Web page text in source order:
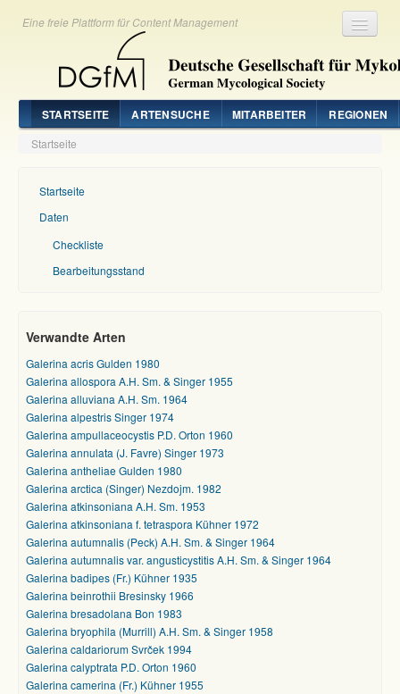
Eine freie Plattform für Content Management
STARTSEITE ARTENSUCHE MITARBEITER REGIONEN
Startseite
Startseite
Daten
Checkliste
Bearbeitungsstand
Verwandte Arten
Galerina acris Gulden 1980
Galerina allospora A.H. Sm. & Singer 1955
Galerina alluviana A.H. Sm. 1964
Galerina alpestris Singer 1974
Galerina ampullaceocystis P.D. Orton 1960
Galerina annulata (J. Favre) Singer 1973
Galerina antheliae Gulden 1980
Galerina arctica (Singer) Nezdojm. 1982
Galerina atkinsoniana A.H. Sm. 1953
Galerina atkinsoniana f. tetraspora Kühner 1972
Galerina autumnalis (Peck) A.H. Sm. & Singer 1964
Galerina autumnalis var. angusticystitis A.H. Sm. & Singer 1964
Galerina badipes (Fr.) Kühner 1935
Galerina beinrothii Bresinsky 1966
Galerina bresadolana Bon 1983
Galerina bryophila (Murrill) A.H. Sm. & Singer 1958
Galerina caldariorum Svrček 1994
Galerina calyptrata P.D. Orton 1960
Galerina camerina (Fr.) Kühner 1955